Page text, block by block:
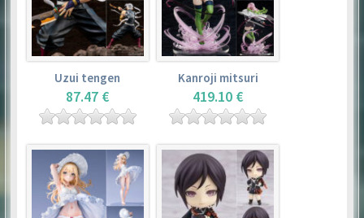
Uzui tengen
87.47 €
Kanroji mitsuri
419.10 €